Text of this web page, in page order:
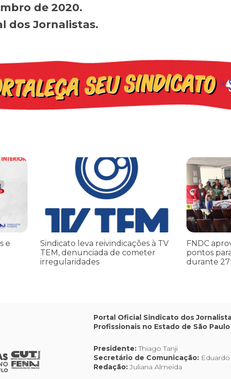
de 2020.
dos Jornalistas.
do interior
e
Sindicato leva reivindicações à TV TEM, denunciada de
Sindicato leva reivindicações à TV
TEM, denunciada de cometer
irregularidades
FNDC
FNDC
pontos
durante
Portal Oficial Sindicato dos
Profissionais no Estado de São Paulo
Presidente:Thiago Tanji
Secretário de Comunicação:
Redação:Juliana Almeida